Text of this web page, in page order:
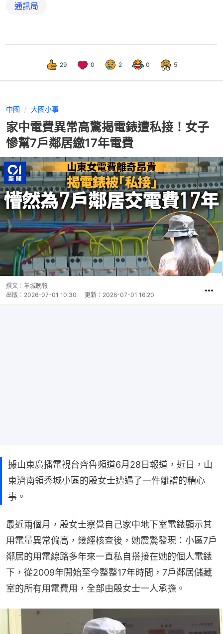
通訊局
29 0 2 0 5
中國 大國小事
家中電費異常高驚揭電錶遭私接！女子
慘幫7戶鄰居繳17年電費
撰文： 羊城晚報
出版： 2026-07-01 10:30 更新： 2026-07-01 16:20
據山東廣播電視台齊魯頻道6月28日報道，近日，山
東濟南領秀城小區的殷女士遭遇了一件離譜的糟心
事。
最近兩個月，殷女士察覺自己家中地下室電錶顯示其
用電量異常偏高，幾經核查後，她震驚發現：小區7戶
鄰居的用電線路多年來一直私自搭接在她的個人電錶
下，從2009年開始至今整整17年時間，7戶鄰居儲藏
室的所有用電費用，全部由殷女士一人承擔。